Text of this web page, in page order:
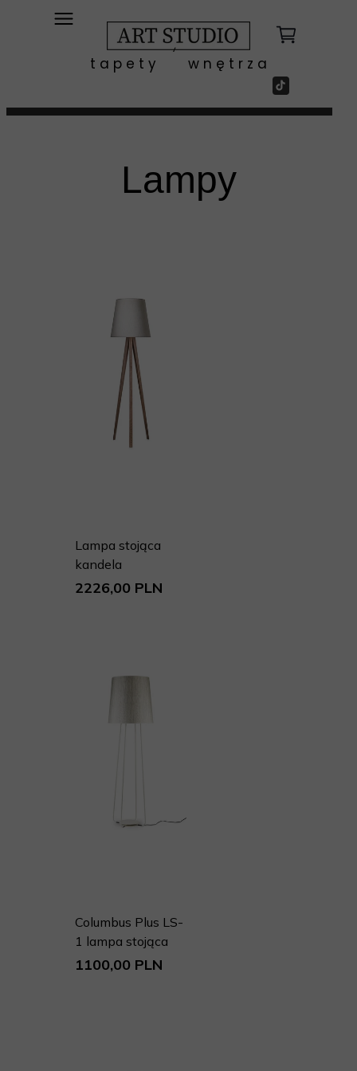
t a p e t y w n ę t r z a
Lampa stojąca
kandela
2226,00 PLN
Columbus Plus LS-
1 lampa stojąca
1100,00 PLN
Lampy